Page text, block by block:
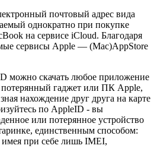
почтовый адрес вида
однократно при покупке
на сервисе iCloud. Благодаря
сервисы Apple — (Mac)AppStore
можно скачать любое приложение
потерянный гаджет или ПК Apple,
нахождение друг друга на карте
по AppleID - вы
или потерянное устройство
единственным способом:
при себе лишь IMEI,